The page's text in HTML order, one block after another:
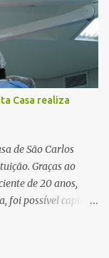
a efetuar
no local. Outras
o momento, não
de saúde dos
atenderam a
perícia. Até a
preso. A Polícia
dos disparos e as
anda...
Casa realiza
de São Carlos
Graças ao
de 20 anos,
foi possível captar o